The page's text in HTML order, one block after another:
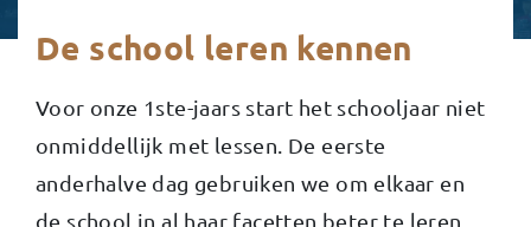
De school leren kennen
Voor onze 1ste-jaars start het schooljaar niet
onmiddellijk met lessen. De eerste
anderhalve dag gebruiken we om elkaar en
de school in al haar facetten beter te leren